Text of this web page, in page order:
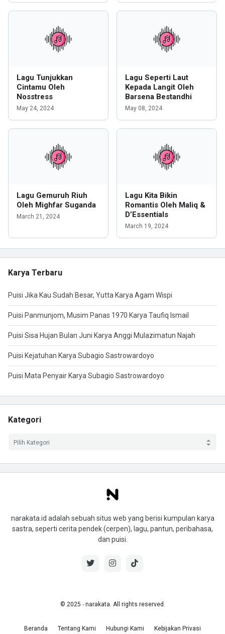
Lagu Tunjukkan
Cintamu Oleh
Nosstress
May 24, 2024
Lagu Seperti Laut
Kepada Langit Oleh
Barsena Bestandhi
May 08, 2024
Lagu Gemuruh Riuh
Oleh Mighfar Suganda
March 21, 2024
Lagu Kita Bikin
Romantis Oleh Maliq &
D’Essentials
March 19, 2024
Karya Terbaru
Puisi Jika Kau Sudah Besar, Yutta Karya Agam Wispi
Puisi Panmunjom, Musim Panas 1970 Karya Taufiq Ismail
Puisi Sisa Hujan Bulan Juni Karya Anggi Mulazimatun Najah
Puisi Kejatuhan Karya Subagio Sastrowardoyo
Puisi Mata Penyair Karya Subagio Sastrowardoyo
Kategori
narakata.id adalah sebuah situs web yang berisi kumpulan karya
sastra, seperti cerita pendek (cerpen), lagu, pantun, peribahasa,
dan puisi.
© 2025 ‧ narakata. All rights reserved.
Beranda Tentang Kami Hubungi Kami Kebijakan Privasi